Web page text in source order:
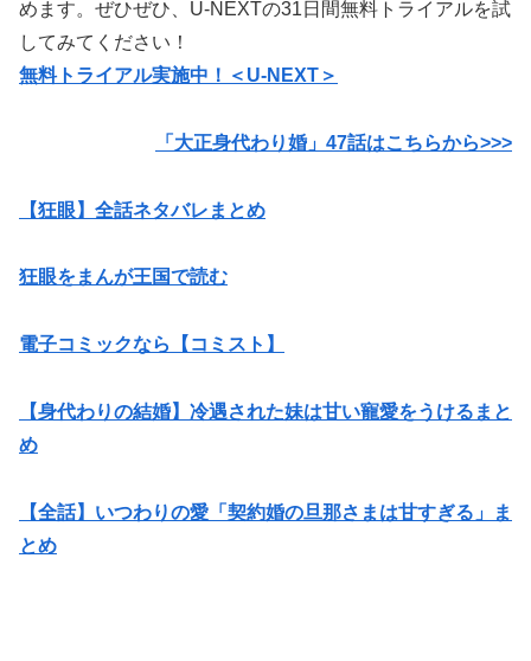
めます。ぜひぜひ、U-NEXTの31日間無料トライアルを試
してみてください！
無料トライアル実施中！＜U-NEXT＞
「大正身代わり婚」47話はこちらから>>>
【狂眼】全話ネタバレまとめ
狂眼をまんが王国で読む
電子コミックなら【コミスト】
【身代わりの結婚】冷遇された妹は甘い寵愛をうけるまと
め
【全話】いつわりの愛「契約婚の旦那さまは甘すぎる」ま
とめ